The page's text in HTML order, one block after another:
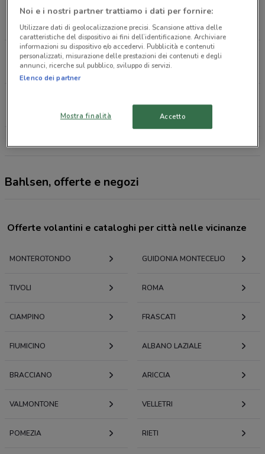
Via Dei Pioppi 7 Guidonia
12.6 km
CHIUSO
VIA DELLA BUFALOTTA, 234 Roma
12.7 km
CHIUSO
15.8 km
CHIUSO
Bahlsen, offerte e negozi
Offerte volantini e cataloghi per città nelle vicinanze
MONTEROTONDO GUIDONIA MONTECELIO
TIVOLI ROMA
CIAMPINO FRASCATI
FIUMICINO ALBANO LAZIALE
BRACCIANO ARICCIA
VALMONTONE VELLETRI
POMEZIA RIETI
Noi e i nostri partner trattiamo i dati per fornire:
Utilizzare dati di geolocalizzazione precisi. Scansione attiva delle
caratteristiche del dispositivo ai fini dell’identificazione. Archiviare
informazioni su dispositivo e/o accedervi. Pubblicità e contenuti
personalizzati, misurazione delle prestazioni dei contenuti e degli
annunci, ricerche sul pubblico, sviluppo di servizi.
Elenco dei partner
Mostra finalità Accetto